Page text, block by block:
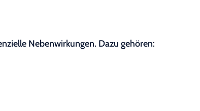
Nebenwirkungen. Dazu gehören: